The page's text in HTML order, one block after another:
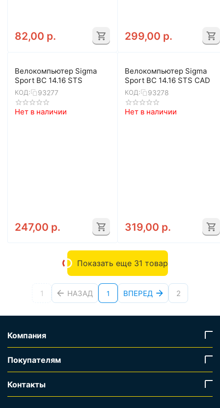
82,00 р. 299,00 р.
Велокомпьютер Sigma
Sport BC 14.16 STS
КОД: 93277
Нет в наличии
247,00 р.
Велокомпьютер Sigma
Sport BC 14.16 STS CAD
КОД: 93278
Нет в наличии
319,00 р.
Показать еще 31 товар
1 НАЗАД 1 ВПЕРЕД 2
Компания
Покупателям
Контакты